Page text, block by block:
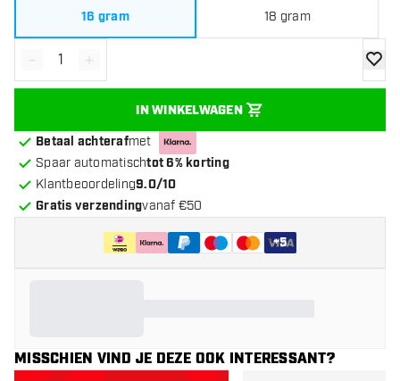
16 gram
18 gram
Verminder hoeveelheid
- Verhoog hoeveelheid
+
IN WINKELWAGEN
Betaal achterafmet
Spaar automatischtot 6% korting
Klantbeoordeling9.0/10
Gratis verzendingvanaf €50
+5
MISSCHIEN VIND JE DEZE OOK INTERESSANT?